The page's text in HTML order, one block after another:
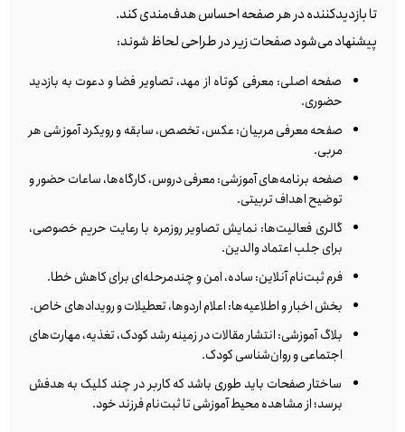
تا بازدیدکننده در هر صفحه احساس هدف‌مندی کند.
پیشنهاد می‌شود صفحات زیر در طراحی لحاظ شوند:
صفحه اصلی: معرفی کوتاه از مهد، تصاویر فضا و دعوت به بازدید
حضوری.
صفحه معرفی مربیان: عکس، تخصص، سابقه و رویکرد آموزشی هر
مربی.
صفحه برنامه‌های آموزشی: معرفی دروس، کارگاه‌ها، ساعات حضور و
توضیح اهداف تربیتی.
گالری فعالیت‌ها: نمایش تصاویر روزمره با رعایت حریم خصوصی،
برای جلب اعتماد والدین.
فرم ثبت‌نام آنلاین: ساده، امن و چندمرحله‌ای برای کاهش خطا.
بخش اخبار و اطلاعیه‌ها: اعلام اردوها، تعطیلات و رویدادهای خاص.
بلاگ آموزشی: انتشار مقالات در زمینه رشد کودک، تغذیه، مهارت‌های
اجتماعی و روان‌شناسی کودک.
ساختار صفحات باید طوری باشد که کاربر در چند کلیک به هدفش
برسد؛ از مشاهده محیط آموزشی تا ثبت‌نام فرزند خود.